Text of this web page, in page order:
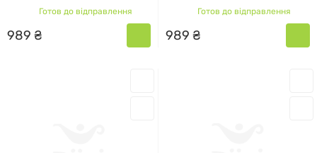
мл
Готов до відправлення
989 ₴
Готов до відправлення
989 ₴